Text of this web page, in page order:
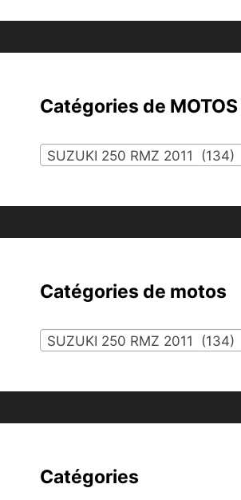
Catégories de MOTOS
SUZUKI 250 RMZ 2011 (134)
Catégories de motos
SUZUKI 250 RMZ 2011 (134)
Catégories